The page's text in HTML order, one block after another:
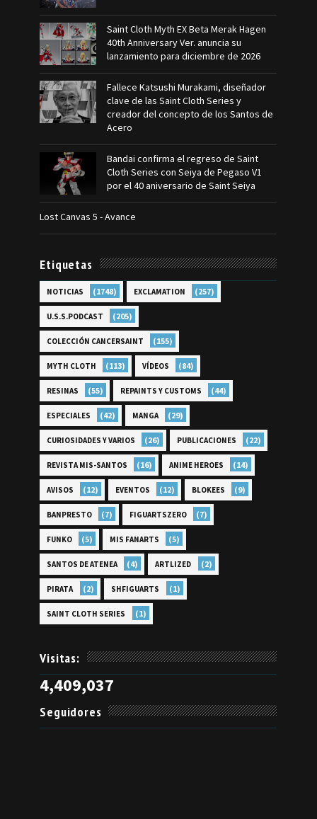
Saint Cloth Myth EX Beta Merak Hagen
40th Anniversary Ver. anuncia su
lanzamiento para diciembre de 2026
Fallece Katsushi Murakami, diseñador
clave de las Saint Cloth Series y
creador del concepto de los Santos de
Acero
Bandai confirma el regreso de Saint
Cloth Series con Seiya de Pegaso V1
por el 40 aniversario de Saint Seiya
Lost Canvas 5 - Avance
Etiquetas
NOTICIAS (1748) EXCLAMATION (257)
U.S.S.PODCAST (205)
COLECCIÓN CANCERSAINT (155)
MYTH CLOTH (113) VÍDEOS (84)
RESINAS (55) REPAINTS Y CUSTOMS (44)
ESPECIALES (42) MANGA (29)
CURIOSIDADES Y VARIOS (26) PUBLICACIONES (22)
REVISTA MIS-SANTOS (16) ANIME HEROES (14)
AVISOS (12) EVENTOS (12) BLOKEES (9)
BANPRESTO (7) FIGUARTSZERO (7)
FUNKO (5) MIS FANARTS (5)
SANTOS DE ATENEA (4) ARTLIZED (2)
PIRATA (2) SHFIGUARTS (1)
SAINT CLOTH SERIES (1)
Visitas:
4,409,037
Seguidores